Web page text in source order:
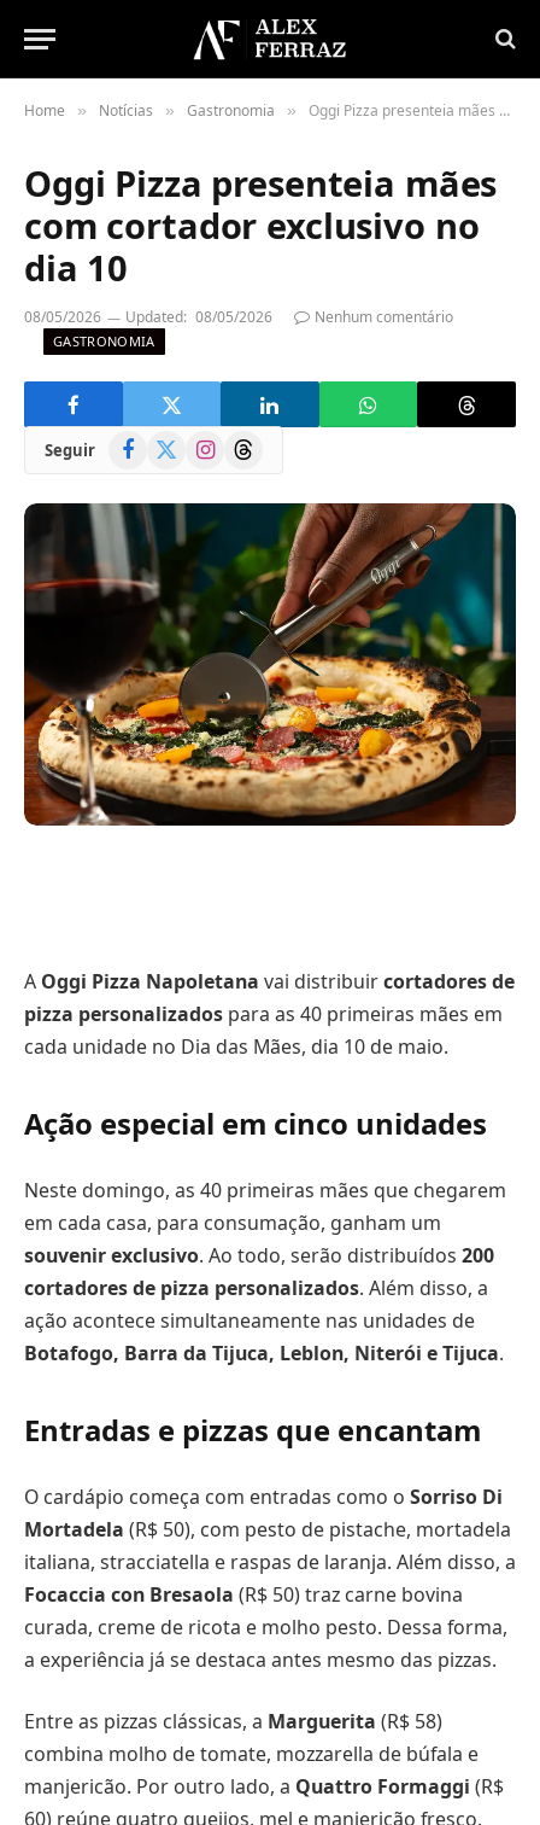
Home » Notícias » Gastronomia » Oggi Pizza presenteia mães com cortador exclusivo no dia 10
Oggi Pizza presenteia mães
com cortador exclusivo no
dia 10
08/05/2026 Updated: 08/05/2026 Nenhum comentário
GASTRONOMIA
Seguir Facebook
(Twitter)
InstagramThreads
A Oggi Pizza Napoletana vai distribuircortadores de
pizza personalizados para as 40 primeiras mães em
cada unidade no Dia das Mães, dia 10 de maio.
Ação especial em cinco unidades
Neste domingo, as 40 primeiras mães que chegarem
em cada casa, para consumação, ganham um
souvenir exclusivo. Ao todo, serão distribuídos 200
cortadores de pizza personalizados. Além disso, a
ação acontece simultaneamente nas unidades de
Botafogo, Barra da Tijuca, Leblon, Niterói e Tijuca.
Entradas e pizzas que encantam
O cardápio começa com entradas como o Sorriso Di
Mortadela (R$ 50), com pesto de pistache, mortadela
italiana, stracciatella e raspas de laranja. Além disso, a
Focaccia con Bresaola (R$ 50) traz carne bovina
curada, creme de ricota e molho pesto. Dessa forma,
a experiência já se destaca antes mesmo das pizzas.
Entre as pizzas clássicas, a Marguerita (R$ 58)
combina molho de tomate, mozzarella de búfala e
manjericão. Por outro lado, a Quattro Formaggi (R$
60) reúne quatro queijos, mel e manjericão fresco.